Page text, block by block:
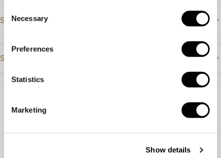
Selection
Necessary
Preferences
Statistics
Marketing
Show details
Specificaties
Prijs
Afmeting
Steendetails
Steensoort